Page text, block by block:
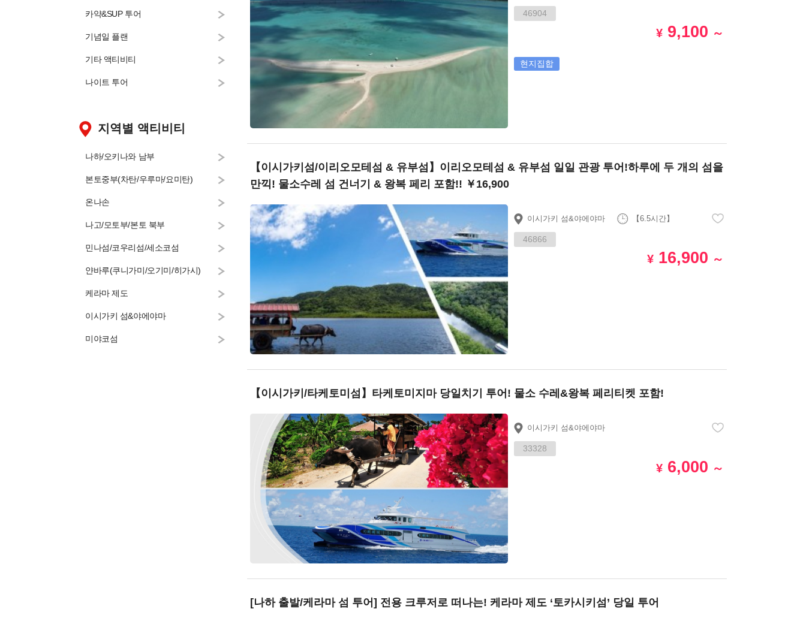
카약&SUP 투어
기념일 플랜
기타 액티비티
나이트 투어
지역별 액티비티
나하/오키나와 남부
본토중부(차탄/우루마/요미탄)
온나손
나고/모토부/본토 북부
민나섬/코우리섬/세소코섬
얀바루(쿠니가미/오기미/히가시)
케라마 제도
이시가키 섬&야에야마
미야코섬
46904
¥ 9,100 ～
현지집합
【이시가키섬/이리오모테섬 & 유부섬】이리오모테섬 & 유부섬 일일 관광 투어!하루에 두 개의 섬을
만끽! 물소수레 섬 건너기 & 왕복 페리 포함!! ￥16,900
이시가키 섬&야에야마 【6.5시간】
46866
¥ 16,900 ～
【이시가키/타케토미섬】타케토미지마 당일치기 투어! 물소 수레&왕복 페리티켓 포함!
이시가키 섬&야에야마
33328
¥ 6,000 ～
[나하 출발/케라마 섬 투어] 전용 크루저로 떠나는! 케라마 제도 ‘토카시키섬’ 당일 투어